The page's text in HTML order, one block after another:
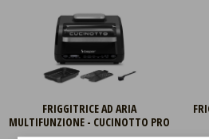
FRIGGITRICE AD ARIA
MULTIFUNZIONE - CUCINOTTO PRO